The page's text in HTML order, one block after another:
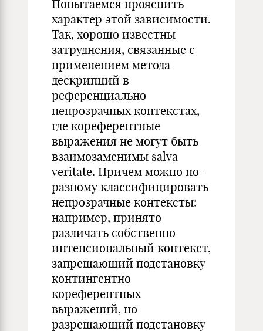
Попытаемся прояснить
характер этой зависимости.
Так, хорошо известны
затруднения, связанные с
применением метода
дескрипций в
референциально
непрозрачных контекстах,
где кореферентные
выражения не могут быть
взаимозаменимы salva
veritate. Причем можно по-
разному классифицировать
непрозрачные контексты:
например, принято
различать собственно
интенсиональный контекст,
запрещающий подстановку
контингентно
кореферентных
выражений, но
разрешающий подстановку